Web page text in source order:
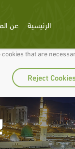
to make our site
cookies that are
Reject
الرئيسية عن